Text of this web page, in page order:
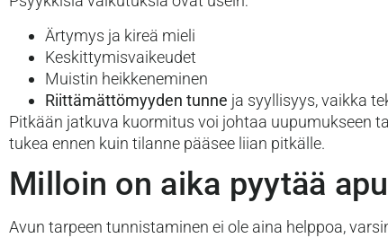
Ärtymys ja kireä mieli
Keskittymisvaikeudet
Muistin heikkeneminen
Riittämättömyyden tunne ja syyllisyys, vaikka
Pitkään jatkuva kuormitus voi johtaa uupumukseen
tukea ennen kuin tilanne pääsee liian pitkälle.
Milloin on aika pyytää
Avun tarpeen tunnistaminen ei ole aina helppoa,